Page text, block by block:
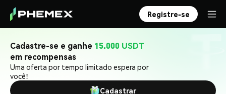
Registre-se
Cadastre-se e ganhe 15.000 USDT
em recompensas
Uma oferta por tempo limitado espera por
você!
Cadastrar